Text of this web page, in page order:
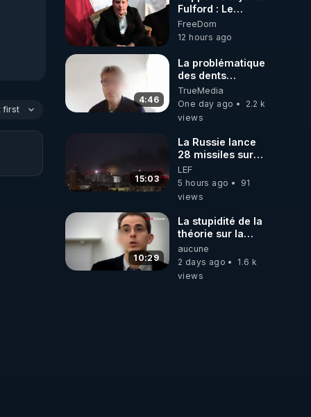
first
Fulford : Le
leadership
occidental
dysfonctionnel
s’enfonce dans
une spirale
que l’Arabie
saoudite
s’effondre – 3
https://
fulford-report-
dysfunctional-
western-
leadership-in-
saudi-arabia-
falls-august-3-
2026/
FreeDom
12 hours ago
4:46
La problématique
des dents
dévitalisées et
des implants
TrueMedia
One day ago
2.2 k
views
15:03
La Russie lance
28 missiles sur
Kiev, l'attaque
révèle la faiblesse
de Kiev
LEF
5 hours ago
91
views
10:29
La stupidité de la
théorie sur la
responsabilité de
l’homme
concernant le
aucune
2 days ago
1.6 k
views